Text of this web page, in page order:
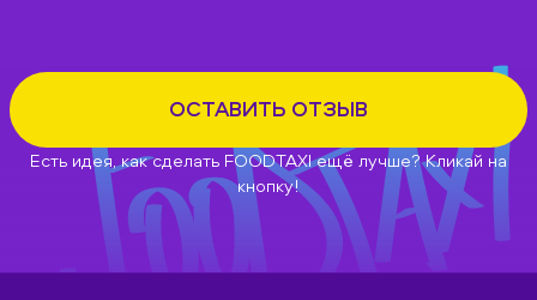
ОСТАВИТЬ ОТЗЫВ
Есть идея, как сделать FOODTAXI ещё лучше? Кликай на
кнопку!